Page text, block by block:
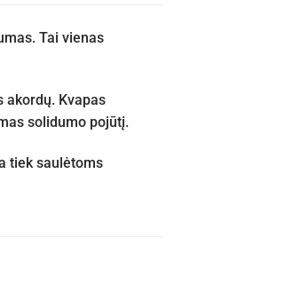
Tai vienas
akordų. Kvapas
solidumo pojūtį.
tiek saulėtoms